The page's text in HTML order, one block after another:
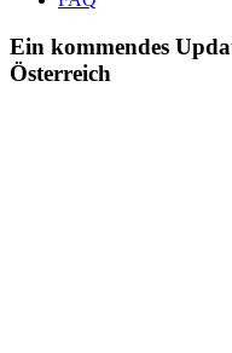
Ein kommendes
Österreich